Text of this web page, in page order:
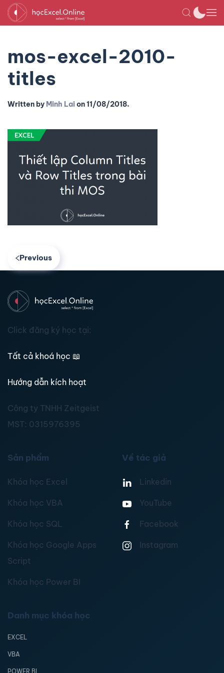
mos-excel-2010-
titles
Written by Minh Laion11/08/2018.
Previous
Click đăng ký học tại:
Tất cả khoá học 📖
Hướng dẫn kích hoạt
Công ty TNHH Zeitgeist
MST: 0315976395
Sản phẩm
Khóa học Excel
Khóa học VBA
Khóa học SQL
Khóa học Google Apps
Script
Khóa học Power BI
Về tác giả
Linkedin
YouTube
Facebook
Instagram
Danh mục khóa học
EXCEL
VBA
POWER BI